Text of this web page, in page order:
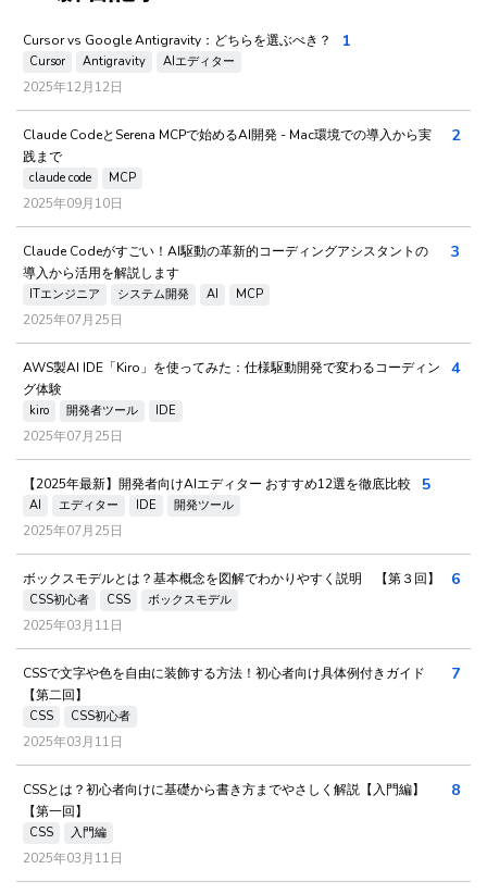
Cursor vs Google Antigravity：どちらを選ぶべき？
Cursor Antigravity AIエディター
2025年12月12日
1
Claude CodeとSerena MCPで始めるAI開発 - Mac環境での導入から実
践まで
claude code MCP
2025年09月10日
2
Claude Codeがすごい！AI駆動の革新的コーディングアシスタントの
導入から活用を解説します
ITエンジニア システム開発 AI MCP
2025年07月25日
3
AWS製AI IDE「Kiro」を使ってみた：仕様駆動開発で変わるコーディン
グ体験
kiro 開発者ツール IDE
2025年07月25日
4
【2025年最新】開発者向けAIエディター おすすめ12選を徹底比較
AI エディター IDE 開発ツール
2025年07月25日
5
ボックスモデルとは？基本概念を図解でわかりやすく説明 【第３回】
CSS初心者 CSS ボックスモデル
2025年03月11日
6
CSSで文字や色を自由に装飾する方法！初心者向け具体例付きガイド
【第二回】
CSS CSS初心者
2025年03月11日
7
CSSとは？初心者向けに基礎から書き方までやさしく解説【入門編】
【第一回】
CSS 入門編
2025年03月11日
8